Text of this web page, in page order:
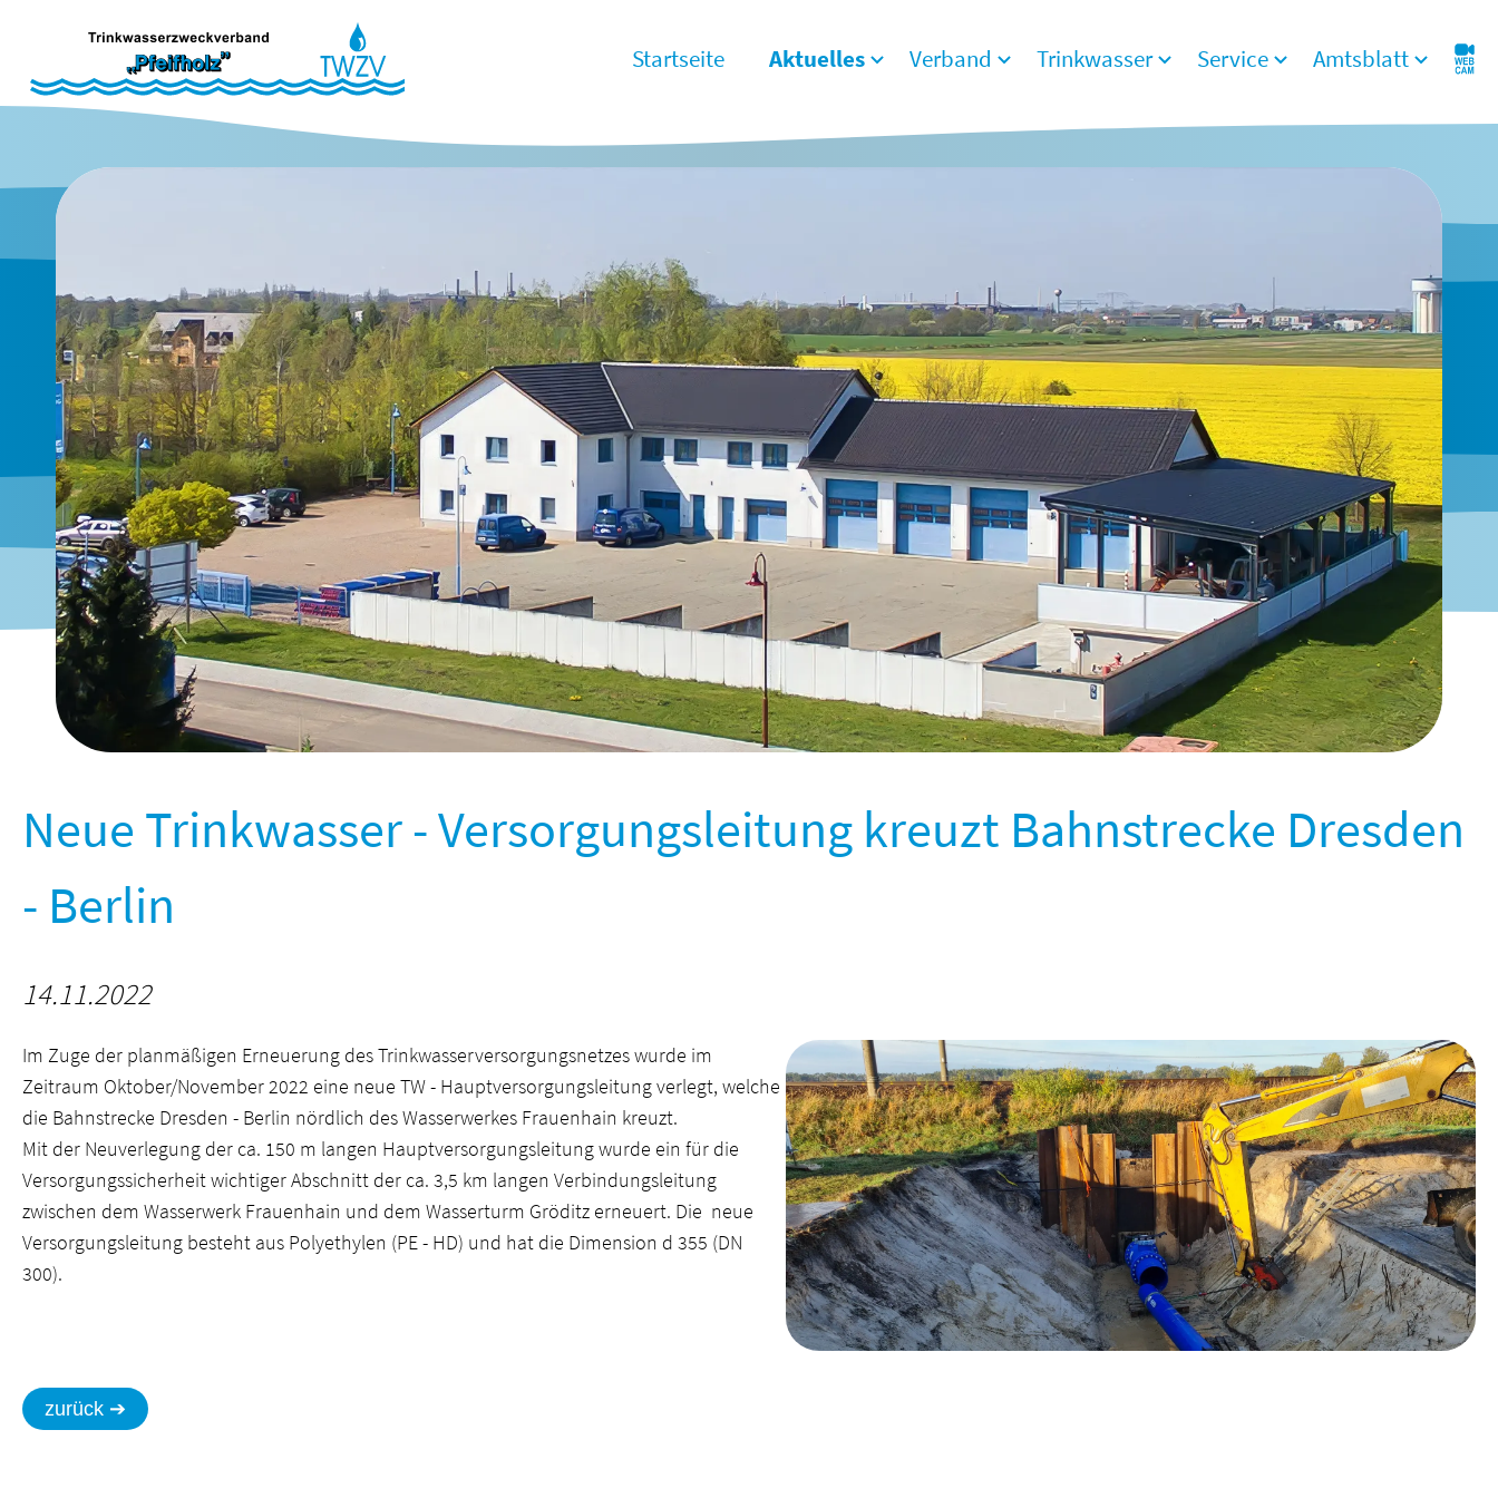
Startseite Aktuelles Verband Trinkwasser Service Amtsblatt
Neue Trinkwasser - Versorgungsleitung kreuzt Bahnstrecke Dresden
- Berlin
14.11.2022
Im Zuge der planmäßigen Erneuerung des Trinkwasserversorgungsnetzes wurde im
Zeitraum Oktober/November 2022 eine neue TW - Hauptversorgungsleitung verlegt, welche
die Bahnstrecke Dresden - Berlin nördlich des Wasserwerkes Frauenhain kreuzt.
Mit der Neuverlegung der ca. 150 m langen Hauptversorgungsleitung wurde ein für die
Versorgungssicherheit wichtiger Abschnitt der ca. 3,5 km langen Verbindungsleitung
zwischen dem Wasserwerk Frauenhain und dem Wasserturm Gröditz erneuert. Die neue
Versorgungsleitung besteht aus Polyethylen (PE - HD) und hat die Dimension d 355 (DN
300).
zurück ➔